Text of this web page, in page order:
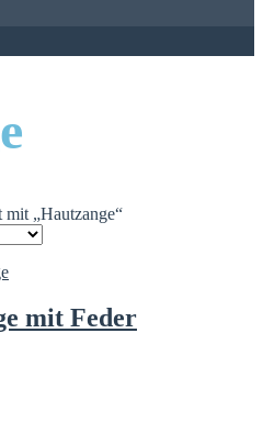
„Hautzange“
mit Feder